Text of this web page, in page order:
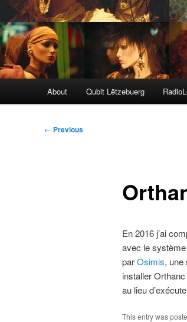
About Qubit Lëtzebuerg
Post
← Previous
En 2016 j’ai
avec le
parOsimis, une
installer
au lieu
This entry was